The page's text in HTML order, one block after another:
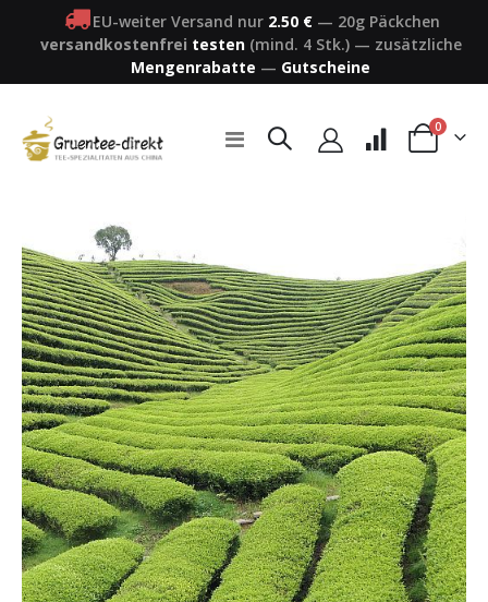
EU-weiter Versand nur 2.50 € — 20g Päckchen
versandkostenfrei testen(mind. 4 Stk.)— zusätzliche
Mengenrabatte — Gutscheine
Navigation
umschalten
Warenkorb
0Artikel